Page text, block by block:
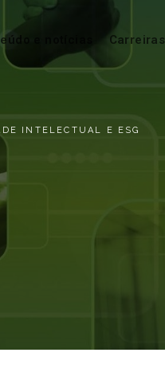
e notícias Carreiras
INTELECTUAL E ESG